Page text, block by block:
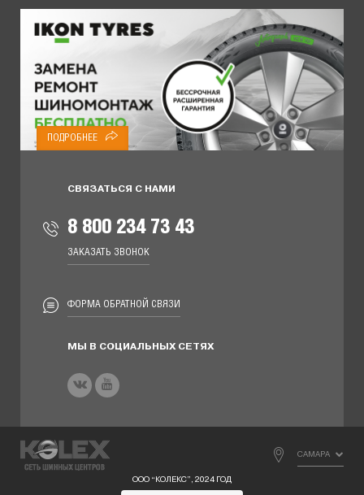
ПОДРОБНЕЕ
СВЯЗАТЬСЯ С НАМИ
8 800 234 73 43
ЗАКАЗАТЬ ЗВОНОК
ФОРМА ОБРАТНОЙ СВЯЗИ
МЫ В СОЦИАЛЬНЫХ СЕТЯХ
САМАРА
ООО “КОЛЕКС”, 2024 ГОД